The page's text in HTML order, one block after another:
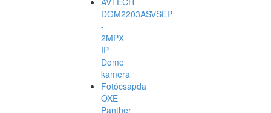
DGM2203ASVSEP
-
2MPX
IP
Dome
kamera
Fotócsapda
OXE
Panther